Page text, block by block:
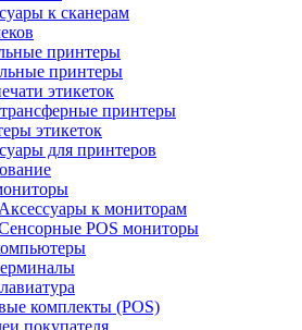
к сканерам
принтеры
принтеры
этикеток
принтеры
этикеток
для принтеров
Аксессуары к мониторам
POS мониторы
комплекты (POS)
покупателя